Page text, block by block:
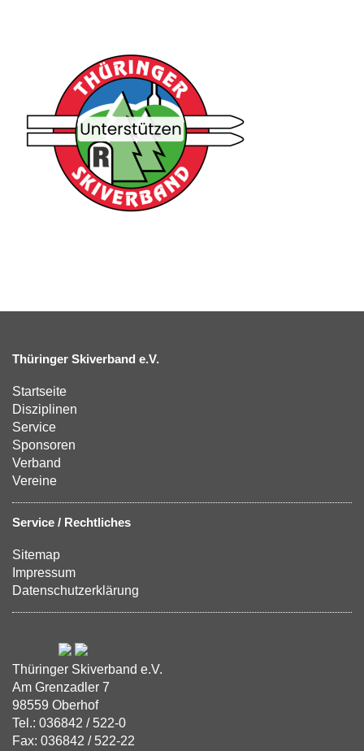
Thüringer Skiverband e.V.
Startseite
Disziplinen
Service
Sponsoren
Verband
Vereine
Service / Rechtliches
Sitemap
Impressum
Datenschutzerklärung
Thüringer Skiverband e.V.
Am Grenzadler 7
98559 Oberhof
Tel.: 036842 / 522-0
Fax: 036842 / 522-22